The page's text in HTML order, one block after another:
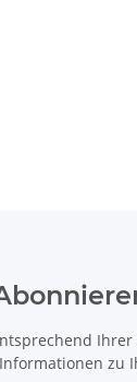
Ihrer
zu